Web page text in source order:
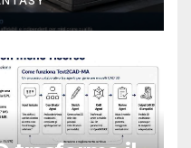
alla filiera